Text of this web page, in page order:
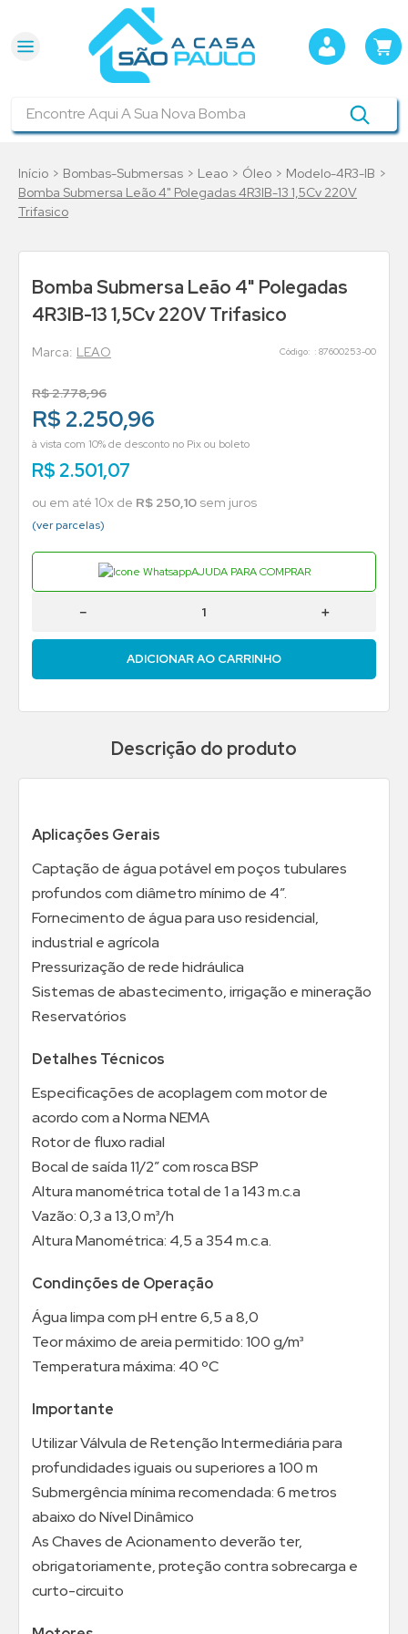
Bombas-Submersas Leao Óleo
Modelo-4R3-IB
Bomba Submersa Leão 4" Polegadas 4R3IB-13 1,5Cv 220V
Trifasico
Bomba Submersa Leão 4" Polegadas
4R3IB-13 1,5Cv 220V Trifasico
LEAO : 87600253-00
R$2.778,96
R$ 2.250,96
à vista com 10% de desconto no Pix ou boleto
R$2.501,07
ou em até 10x de R$ 250,10 sem juros
(ver parcelas)
AJUDA PARA COMPRAR
＋
－
ADICIONAR AO CARRINHO
Descrição do produto
Aplicações Gerais
Captação de água potável em poços tubulares
profundos com diâmetro mínimo de 4”.
Fornecimento de água para uso residencial,
industrial e agrícola
Pressurização de rede hidráulica
Sistemas de abastecimento, irrigação e mineração
Reservatórios
Detalhes Técnicos
Especificações de acoplagem com motor de
acordo com a Norma NEMA
Rotor de fluxo radial
Bocal de saída 11/2” com rosca BSP
Altura manométrica total de 1 a 143 m.c.a
Vazão: 0,3 a 13,0 m³/h
Altura Manométrica: 4,5 a 354 m.c.a.
Condinções de Operação
Água limpa com pH entre 6,5 a 8,0
Teor máximo de areia permitido: 100 g/m³
Temperatura máxima: 40 ºC
Importante
Utilizar Válvula de Retenção Intermediária para
profundidades iguais ou superiores a 100 m
Submergência mínima recomendada: 6 metros
abaixo do Nível Dinâmico
As Chaves de Acionamento deverão ter,
obrigatoriamente, proteção contra sobrecarga e
curto-circuito